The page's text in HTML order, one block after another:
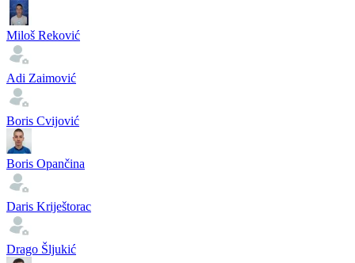
Miloš Reković
Adi Zaimović
Boris Cvijović
Boris Opančina
Daris Kriještorac
Drago Šljukić